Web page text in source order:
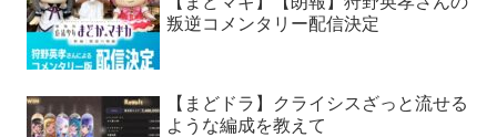
叛逆コメンタリー配信決定
【まどドラ】クライシスざっと流せる
ような編成を教えて